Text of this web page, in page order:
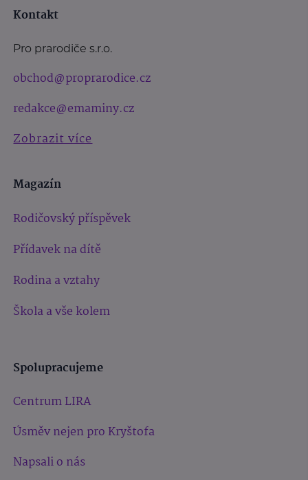
Kontakt
Pro prarodiče s.r.o.
obchod@proprarodice.cz
redakce@emaminy.cz
Zobrazit více
Magazín
Rodičovský příspěvek
Přídavek na dítě
Rodina a vztahy
Škola a vše kolem
Spolupracujeme
Centrum LIRA
Úsměv nejen pro Kryštofa
Napsali o nás